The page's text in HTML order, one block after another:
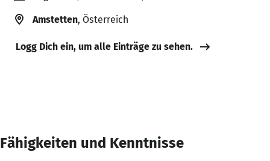
Amstetten, Österreich
Logg Dich ein, um alle Einträge zu sehen.
Fähigkeiten und Kenntnisse